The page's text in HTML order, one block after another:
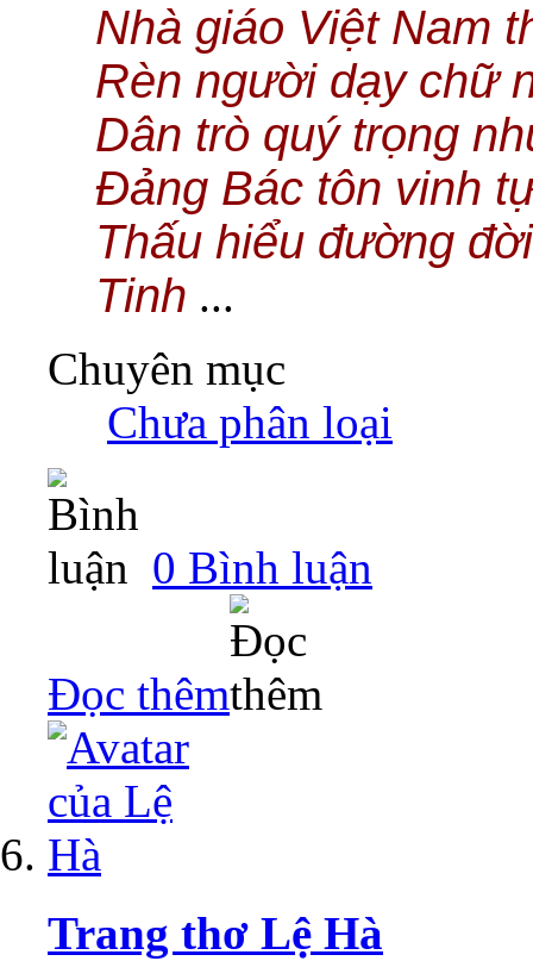
Nhà giáo Việt Nam
Rèn người dạy chữ
Dân trò quý trọng
Đảng Bác tôn vinh
Thấu hiểu đường
Tinh ...
Chuyên mục
Chưa phân loại
0 Bình luận
Đọc thêm
Trang thơ Lệ Hà